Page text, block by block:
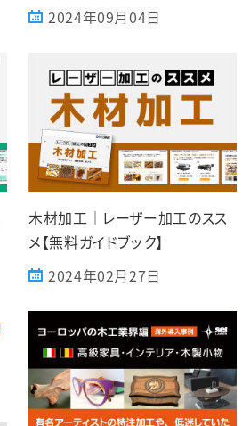
2024年09月04日
木材加工｜レーザー加工のスス
メ【無料ガイドブック】
2024年02月27日